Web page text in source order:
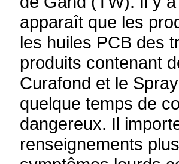
apparaît que les
les huiles PCB des
produits contenant
Curafond et le
quelque temps de
dangereux. Il
renseignements